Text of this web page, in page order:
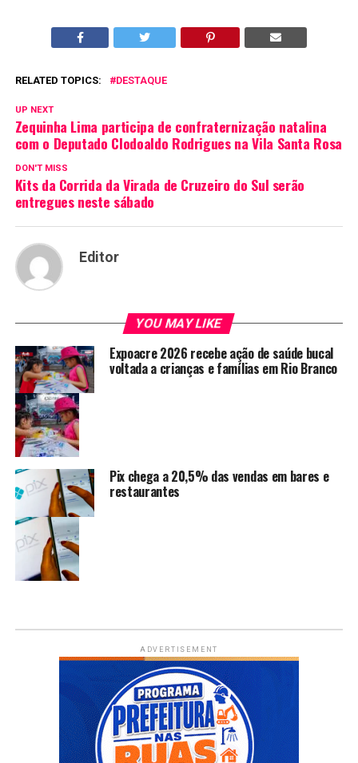
RELATED TOPICS: DESTAQUE
UP NEXT
Zequinha Lima participa de confraternização natalina
com o Deputado Clodoaldo Rodrigues na Vila Santa Rosa
DON'T MISS
Kits da Corrida da Virada de Cruzeiro do Sul serão
entregues neste sábado
Editor
YOU MAY LIKE
Expoacre 2026 recebe ação de saúde bucal
voltada a crianças e famílias em Rio Branco
Pix chega a 20,5% das vendas em bares e
restaurantes
ADVERTISEMENT